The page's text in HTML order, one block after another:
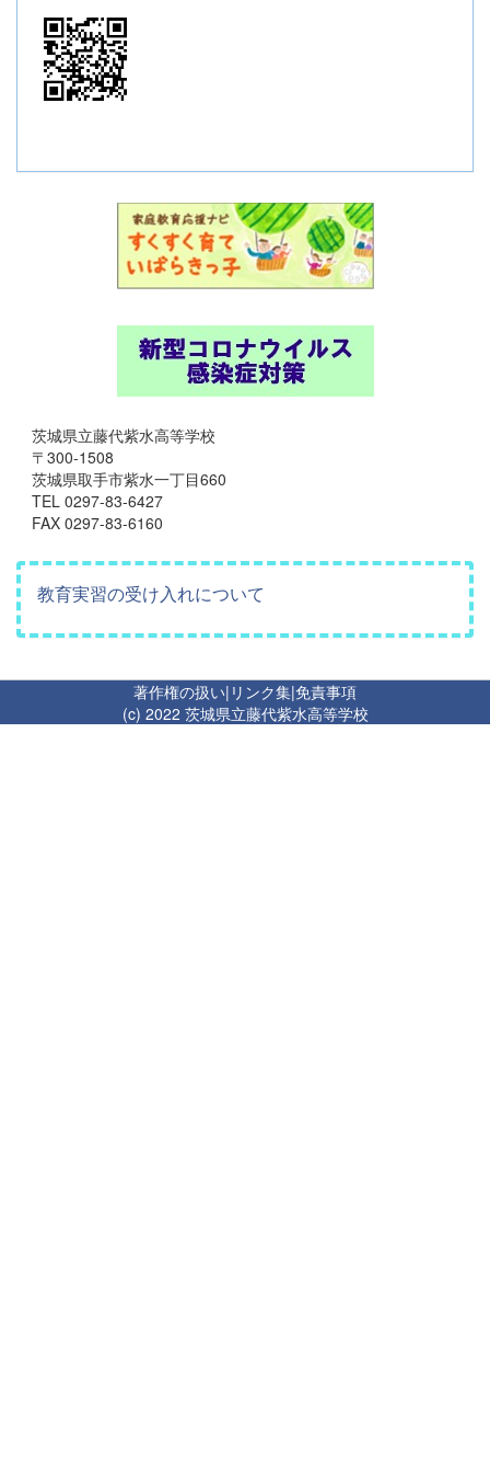
茨城県立藤代紫水高等学校
〒300-1508
茨城県取手市紫水一丁目660
TEL 0297-83-6427
FAX 0297-83-6160
教育実習の受け入れについて
著作権の扱い| リンク集|免責事項
(c) 2022 茨城県立藤代紫水高等学校